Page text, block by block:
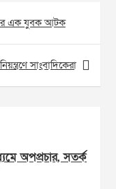
এক যুবক আটক
সাংবাদিকেরা
অপপ্রচার, সতর্ক